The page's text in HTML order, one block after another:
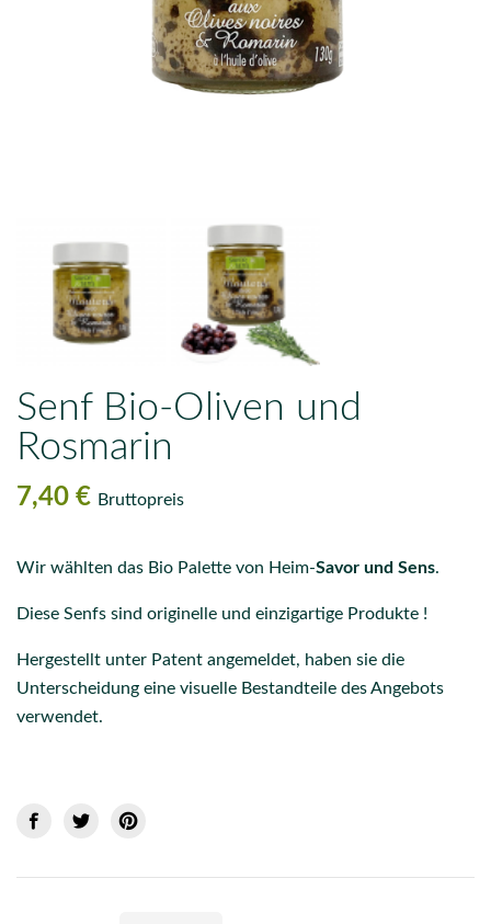
Senf Bio-Oliven und
Rosmarin
7,40 € Bruttopreis
Wir wählten das Bio Palette von Heim-Savor und Sens.
Diese Senfs sind originelle und einzigartige Produkte !
Hergestellt unter Patent angemeldet, haben sie die
Unterscheidung eine visuelle Bestandteile des Angebots
verwendet.